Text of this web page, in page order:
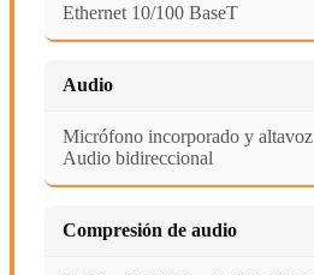
Ethernet 10/100 BaseT
Audio
Micrófono incorporado y altavoz
Audio bidireccional
Compresión de audio